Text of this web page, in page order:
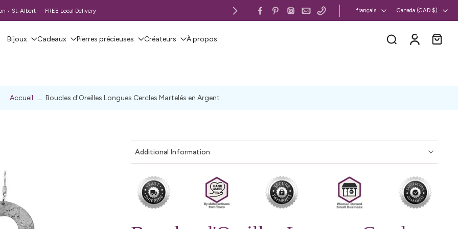
• St. Albert — FREE Local Delivery Canada et États-Unis : livraison gratuite
français Canada ‎(CAD $)‎
Bijoux Cadeaux Pierres précieuses Créateurs À propos
Accueil Boucles d'Oreilles Longues Cercles Martelés en Argent
Additional Information